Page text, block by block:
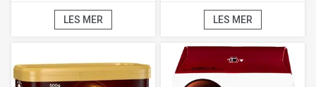
LES MER LES MER